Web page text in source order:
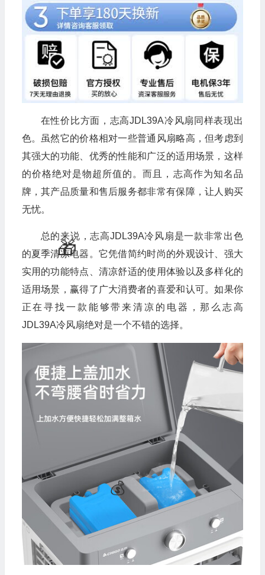
在性价比方面，志高JDL39A冷风扇同样表现出
色。虽然它的价格相对一些普通风扇略高，但考虑到
其强大的功能、优秀的性能和广泛的适用场景，这样
的价格绝对是物超所值的。而且，志高作为知名品
牌，其产品质量和售后服务都非常有保障，让人购买
无忧。
总的来说，志高JDL39A冷风扇是一款非常出色
的夏季清凉电器。它凭借简约时尚的外观设计、强大
实用的功能特点、清凉舒适的使用体验以及多样化的
适用场景，赢得了广大消费者的喜爱和认可。如果你
正在寻找一款能够带来清凉的电器，那么志高
JDL39A冷风扇绝对是一个不错的选择。
💰
💰
💰